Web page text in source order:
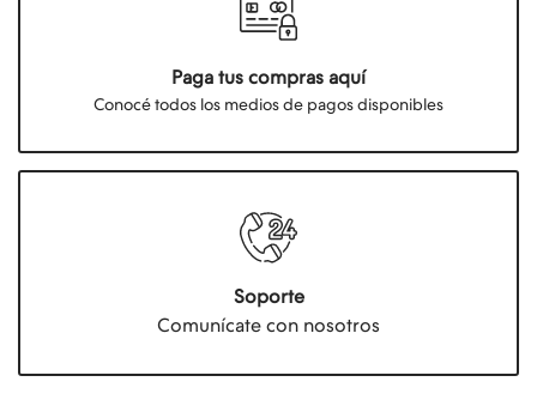
Paga tus compras aquí
Conocé todos los medios de pagos disponibles
Soporte
Comunícate con nosotros